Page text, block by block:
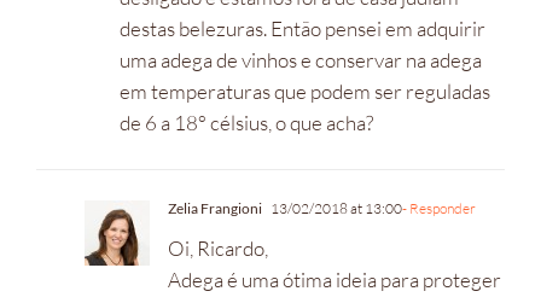
destas belezuras. Então pensei em adquirir
uma adega de vinhos e conservar na adega
em temperaturas que podem ser reguladas
de 6 a 18° célsius, o que acha?
Zelia Frangioni 13/02/2018 at 13:00- Responder
Oi, Ricardo,
Adega é uma ótima ideia para proteger